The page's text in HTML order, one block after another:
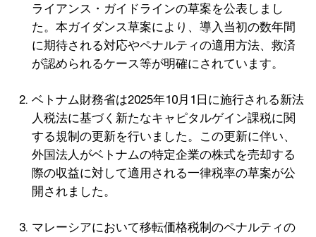
ライアンス・ガイドラインの草案を公表しまし
た。本ガイダンス草案により、導入当初の数年間
に期待される対応やペナルティの適用方法、救済
が認められるケース等が明確にされています。
ベトナム財務省は2025年10月1日に施行される新法
人税法に基づく新たなキャピタルゲイン課税に関
する規制の更新を行いました。この更新に伴い、
外国法人がベトナムの特定企業の株式を売却する
際の収益に対して適用される一律税率の草案が公
開されました。
マレーシアにおいて移転価格税制のペナルティの